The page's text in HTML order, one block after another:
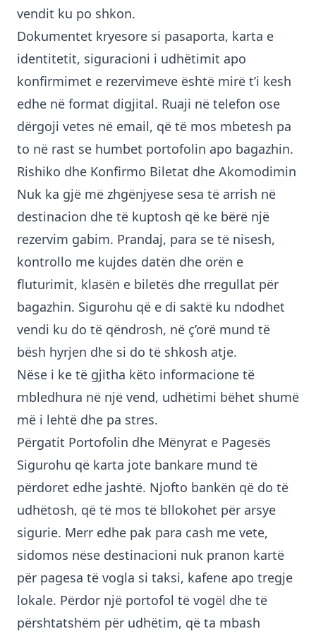
vendit ku po shkon.
Dokumentet kryesore si pasaporta, karta e
identitetit, siguracioni i udhëtimit apo
konfirmimet e rezervimeve është mirë t’i kesh
edhe në format digjital. Ruaji në telefon ose
dërgoji vetes në email, që të mos mbetesh pa
to në rast se humbet portofolin apo bagazhin.
Rishiko dhe Konfirmo Biletat dhe Akomodimin
Nuk ka gjë më zhgënjyese sesa të arrish në
destinacion dhe të kuptosh që ke bërë një
rezervim gabim. Prandaj, para se të nisesh,
kontrollo me kujdes datën dhe orën e
fluturimit, klasën e biletës dhe rregullat për
bagazhin. Sigurohu që e di saktë ku ndodhet
vendi ku do të qëndrosh, në ç’orë mund të
bësh hyrjen dhe si do të shkosh atje.
Nëse i ke të gjitha këto informacione të
mbledhura në një vend, udhëtimi bëhet shumë
më i lehtë dhe pa stres.
Përgatit Portofolin dhe Mënyrat e Pagesës
Sigurohu që karta jote bankare mund të
përdoret edhe jashtë. Njofto bankën që do të
udhëtosh, që të mos të bllokohet për arsye
sigurie. Merr edhe pak para cash me vete,
sidomos nëse destinacioni nuk pranon kartë
për pagesa të vogla si taksi, kafene apo tregje
lokale. Përdor një portofol të vogël dhe të
përshtatshëm për udhëtim, që ta mbash